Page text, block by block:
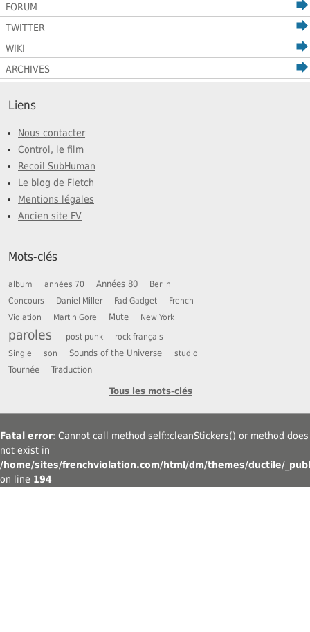
FORUM
TWITTER
WIKI
ARCHIVES
Liens
Nous contacter
Control, le film
Recoil SubHuman
Le blog de Fletch
Mentions légales
Ancien site FV
Mots-clés
album années 70 Années 80
Berlin
Concours
Daniel Miller Fad Gadget
French
Violation
Martin Gore Mute New York
paroles post punk
rock français
Single
son Sounds of the Universe studio
Tournée Traduction
Tous les mots-clés
Fatal error: Cannot call method self::cleanStickers() or method does
not exist in
/home/sites/frenchviolation.com/html/dm/themes/ductile/
on line 194